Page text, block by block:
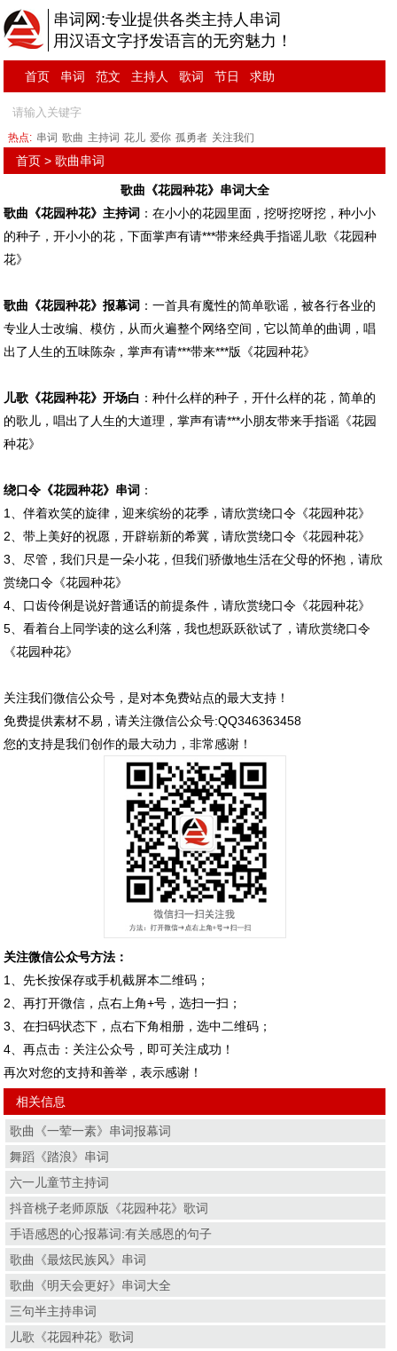
串词网:专业提供各类主持人串词
用汉语文字抒发语言的无穷魅力！
首页 串词 范文 主持人 歌词 节日 求助
热点: 串词 歌曲 主持词 花儿 爱你 孤勇者 关注我们
首页 >歌曲串词
歌曲《花园种花》串词大全
歌曲《花园种花》主持词 ：在小小的花园里面，挖呀挖呀挖，种小小
的种子，开小小的花，下面掌声有请***带来经典手指谣儿歌《花园种
花》
歌曲《花园种花》报幕词 ：一首具有魔性的简单歌谣，被各行各业的
专业人士改编、模仿，从而火遍整个网络空间，它以简单的曲调，唱
出了人生的五味陈杂，掌声有请***带来***版《花园种花》
儿歌《花园种花》开场白 ：种什么样的种子，开什么样的花，简单的
的歌儿，唱出了人生的大道理，掌声有请***小朋友带来手指谣《花园
种花》
绕口令《花园种花》串词 ：
1、伴着欢笑的旋律，迎来缤纷的花季，请欣赏绕口令《花园种花》
2、带上美好的祝愿，开辟崭新的希冀，请欣赏绕口令《花园种花》
3、尽管，我们只是一朵小花，但我们骄傲地生活在父母的怀抱，请欣
赏绕口令《花园种花》
4、口齿伶俐是说好普通话的前提条件，请欣赏绕口令《花园种花》
5、看着台上同学读的这么利落，我也想跃跃欲试了，请欣赏绕口令
《花园种花》
关注我们微信公众号，是对本免费站点的最大支持！
免费提供素材不易，请关注微信公众号:QQ346363458
您的支持是我们创作的最大动力，非常感谢！
关注微信公众号方法：
1、先长按保存或手机截屏本二维码；
2、再打开微信，点右上角+号，选扫一扫；
3、在扫码状态下，点右下角相册，选中二维码；
4、再点击：关注公众号，即可关注成功！
再次对您的支持和善举，表示感谢！
相关信息
歌曲《一荤一素》串词报幕词
舞蹈《踏浪》串词
六一儿童节主持词
抖音桃子老师原版《花园种花》歌词
手语感恩的心报幕词:有关感恩的句子
歌曲《最炫民族风》串词
歌曲《明天会更好》串词大全
三句半主持串词
儿歌《花园种花》歌词